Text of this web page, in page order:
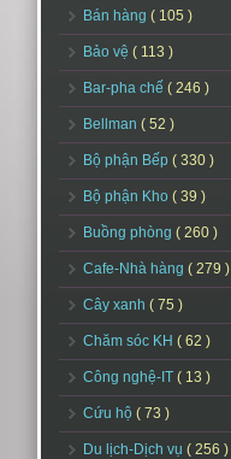
Bán hàng ( 105 )
Bảo vệ ( 113 )
Bar-pha chế ( 246 )
Bellman ( 52 )
Bộ phận Bếp ( 330 )
Bộ phận Kho ( 39 )
Buồng phòng ( 260 )
Cafe-Nhà hàng ( 279 )
Cây xanh ( 75 )
Chăm sóc KH ( 62 )
Công nghệ-IT ( 13 )
Cứu hộ ( 73 )
Du lịch-Dịch vụ ( 256 )